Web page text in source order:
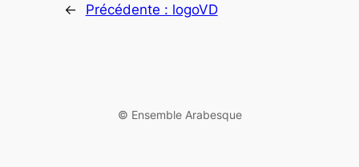
← Précédente : logoVD
©️ Ensemble Arabesque